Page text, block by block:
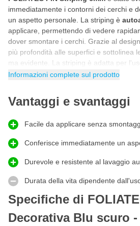
immediatamente i contorni dei cerchi e
un aspetto personale. La striping è
applicare, permettendo di vedere
dover smontare i cerchi. Grazie al
più profondità alle superfici e sottolinea
ma evidente. La striping è adatta per
e parti interne, offrendo flessibilità nello
preciso
striping per cerchi 6mm
viene
montaggio, che permette di applicare la
uniforme. Il materiale è progettato per
resistente al lavaggio automatico,
al calore fino a 90°Ce può essere
residui. Questo rende il prodotto adatto
permanente sia per modifiche
Adatta per cerchi e styling
Questa PIN striping è ampiamente
Informazioni complete sul prodotto
Vantaggi e svantaggi
Facile da applicare senza
Conferisce immediatamente un
Durevole e resistente al lavaggio
Durata della vita dipendente
Specifiche di
Decorativa Blu scuro -